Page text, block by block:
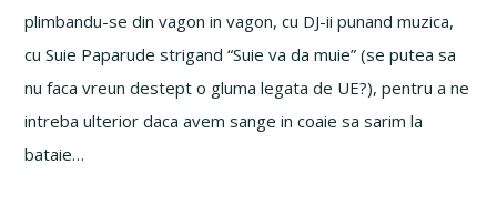
plimbandu-se din vagon in vagon, cu DJ-ii punand muzica,
cu Suie Paparude strigand “Suie va da muie” (se putea sa
nu faca vreun destept o gluma legata de UE?), pentru a ne
intreba ulterior daca avem sange in coaie sa sarim la
bataie…